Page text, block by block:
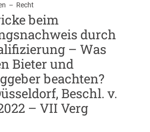
  –
Recht
beim
durch
– Was
Bieter und
beachten?
Beschl. v.
– VII Verg